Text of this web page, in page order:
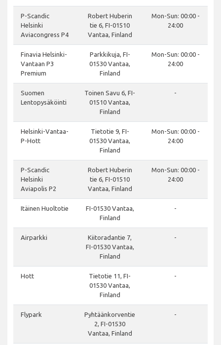
P-Scandic
Helsinki
Aviacongress P4
Robert Huberin
tie 6, FI-01510
Vantaa, Finland
Mon-Sun: 00:00 -
24:00
Finavia Helsinki-
Vantaan P3
Premium
Parkkikuja, FI-
01530 Vantaa,
Finland
Mon-Sun: 00:00 -
24:00
Suomen
Lentopysäköinti
Toinen Savu 6, FI-
01510 Vantaa,
Finland
-
Helsinki-Vantaa-
P-Hott
Tietotie 9, FI-
01530 Vantaa,
Finland
Mon-Sun: 00:00 -
24:00
P-Scandic
Helsinki
Aviapolis P2
Robert Huberin
tie 6, FI-01510
Vantaa, Finland
Mon-Sun: 00:00 -
24:00
Itäinen Huoltotie
FI-01530 Vantaa,
Finland
-
Airparkki
Kiitoradantie 7,
FI-01530 Vantaa,
Finland
-
Hott
Tietotie 11, FI-
01530 Vantaa,
Finland
-
Flypark
Pyhtäänkorventie
2, FI-01530
Vantaa, Finland
-